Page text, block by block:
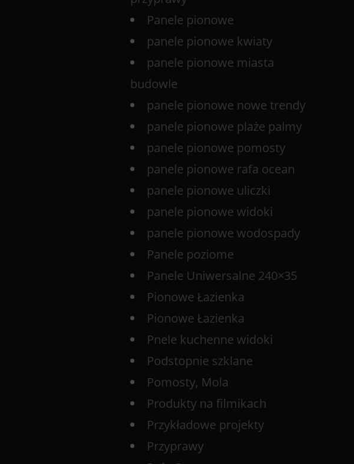
Panele pionowe
panele pionowe kwiaty
panele pionowe miasta
budowle
panele pionowe nowe trendy
panele pionowe plaże palmy
panele pionowe pomosty
panele pionowe rafa ocean
panele pionowe uliczki
panele pionowe widoki
panele pionowe wodospady
Panele poziome
Panele Uniwersalne 240×35
Pionowe Łazienka
Pionowe Łazienka
Pnele kuchenne widoki
Podstopnie szklane
Pomosty, Mola
Produkty na filmikach
Przykładowe projekty
Przyprawy